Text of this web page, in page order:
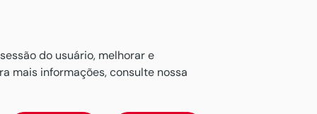
do usuário, melhorar e
mais informações, consulte nossa